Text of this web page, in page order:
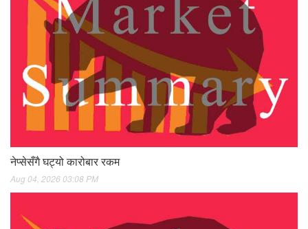
नेप्सेसँगै घट्यो कारोबार रकम
Aug 04, 2026 03:08 PM